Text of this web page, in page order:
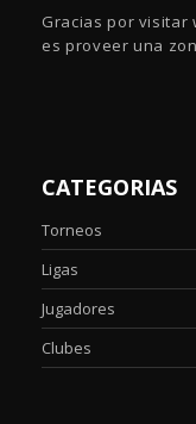
Gracias por visitar
es proveer una
CATEGORIAS
Torneos
Ligas
Jugadores
Clubes